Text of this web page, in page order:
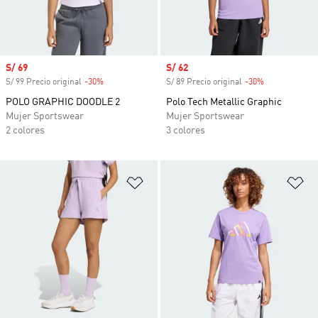
Precio de venta
S/ 69
S/ 99 Precio original -30%
POLO GRAPHIC DOODLE 2
Mujer Sportswear
2 colores
Precio de venta
S/ 62
S/ 89 Precio original -30%
Polo Tech Metallic Graphic
Mujer Sportswear
3 colores
Añadir a la lista de deseos